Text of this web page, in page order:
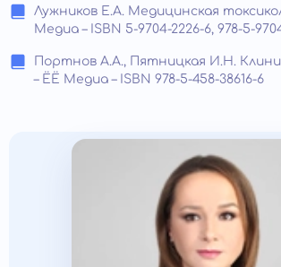
Лужников Е.А. Медицинская
Медиа – ISBN 5-9704-2226-6, 978-5-
Портнов А.А., Пятницкая И.Н.
– ЁЁ Медиа – ISBN 978-5-458-38616-6